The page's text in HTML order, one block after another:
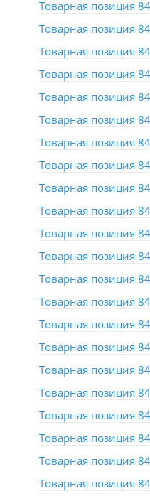
Товарная позиция
Товарная позиция
Товарная позиция
Товарная позиция
Товарная позиция
Товарная позиция
Товарная позиция
Товарная позиция
Товарная позиция
Товарная позиция
Товарная позиция
Товарная позиция
Товарная позиция
Товарная позиция
Товарная позиция
Товарная позиция
Товарная позиция
Товарная позиция
Товарная позиция
Товарная позиция
Товарная позиция
Товарная позиция